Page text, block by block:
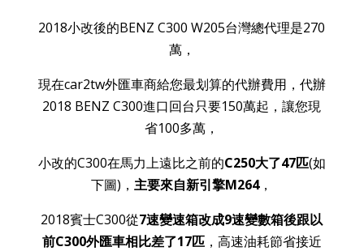
2018小改後的BENZ C300 W205台灣總代理是270
萬，
現在car2tw外匯車商給您最划算的代辦費用，代辦
2018 BENZ C300進口回台只要150萬起，讓您現
省100多萬，
小改的C300在馬力上遠比之前的C250大了47匹(如
下圖)，主要來自新引擎M264，
2018賓士C300從7速變速箱改成9速變數箱後跟以
前C300外匯車相比差了17匹，高速油耗節省接近